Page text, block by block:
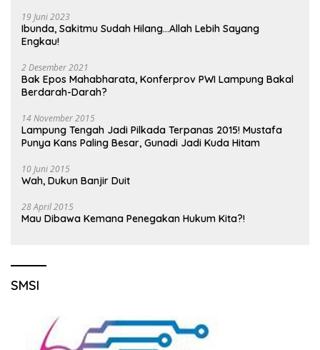
19 Juni 2023
Ibunda, Sakitmu Sudah Hilang…Allah Lebih Sayang
Engkau!
2 Desember 2021
Bak Epos Mahabharata, Konferprov PWI Lampung Bakal
Berdarah-Darah?
14 November 2015
Lampung Tengah Jadi Pilkada Terpanas 2015! Mustafa
Punya Kans Paling Besar, Gunadi Jadi Kuda Hitam
10 Juni 2015
Wah, Dukun Banjir Duit
28 April 2015
Mau Dibawa Kemana Penegakan Hukum Kita?!
SMSI